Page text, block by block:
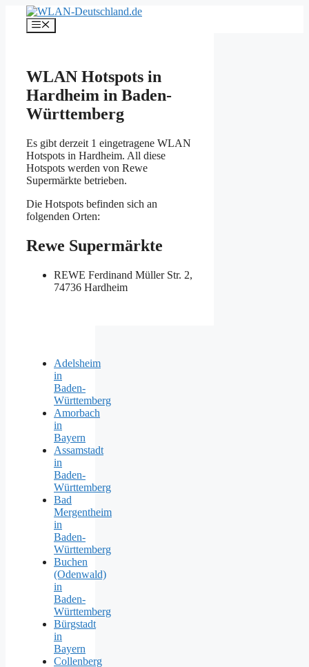
Inhalt
springen
Menü
WLAN Hotspots in
Hardheim in Baden-
Württemberg
Es gibt derzeit 1 eingetragene WLAN
Hotspots in Hardheim. All diese
Hotspots werden von Rewe
Supermärkte betrieben.
Die Hotspots befinden sich an
folgenden Orten:
Rewe Supermärkte
REWE Ferdinand Müller Str. 2,
74736 Hardheim
Adelsheim
in
Baden-
Württemberg
Amorbach
in
Bayern
Assamstadt
in
Baden-
Württemberg
Bad
Mergentheim
in
Baden-
Württemberg
Buchen
(Odenwald)
in
Baden-
Württemberg
Bürgstadt
in
Bayern
Collenberg